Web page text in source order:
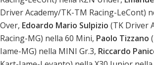
Driver Academy/TK-TM Racing-LeCont)
Over, Edoardo Mario Sulpizio (TK Driver
Racing-MG) nella 60 Mini, Paolo Tizzano
Iame-MG) nella MINI Gr.3, Riccardo